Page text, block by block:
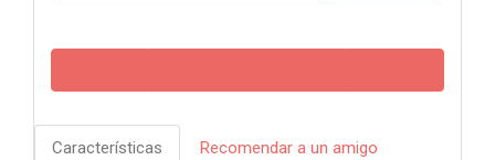
Características Recomendar a un amigo